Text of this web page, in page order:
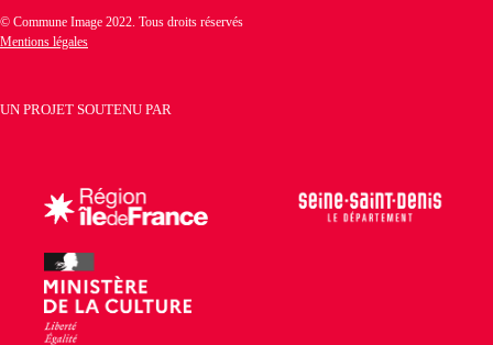
© Commune Image 2022. Tous droits réservés
Mentions légales
UN PROJET SOUTENU PAR